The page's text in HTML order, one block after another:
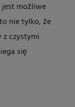
możliwe
nie tylko, że
z czystymi
się